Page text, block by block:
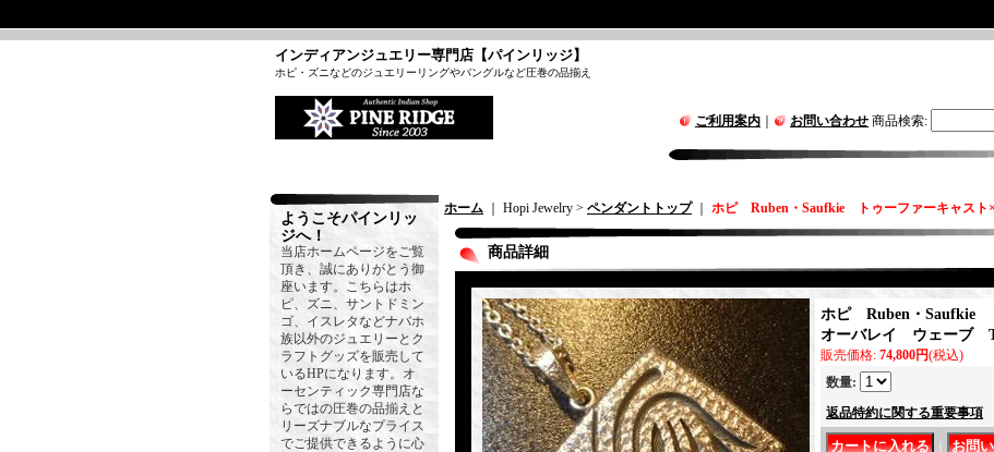
インディアンジュエリー専門店【パインリッジ】
ホピ・ズニなどのジュエリーリングやバングルなど圧巻の品揃え
ご利用案内 お問い合わせ 商品検索:
ようこそパインリッ
ジへ！
当店ホームページをご覧
頂き、誠にありがとう御
座います。こちらはホ
ピ、ズニ、サントドミン
ゴ、イスレタなどナバホ
族以外のジュエリーとク
ラフトグッズを販売して
いるHPになります。オ
ーセンティック専門店な
らではの圧巻の品揃えと
リーズナブルなプライス
でご提供できるように心
ホーム ｜ Hopi Jewelry > ペンダントトップ｜ ホピ Ruben・Saufkie トゥーファーキャス
商品詳細
ホピ Ruben・Saufkie
オーバレイ ウェーブ
販売価格: 74,800円(税込)
数量:
返品特約に関する重要事項